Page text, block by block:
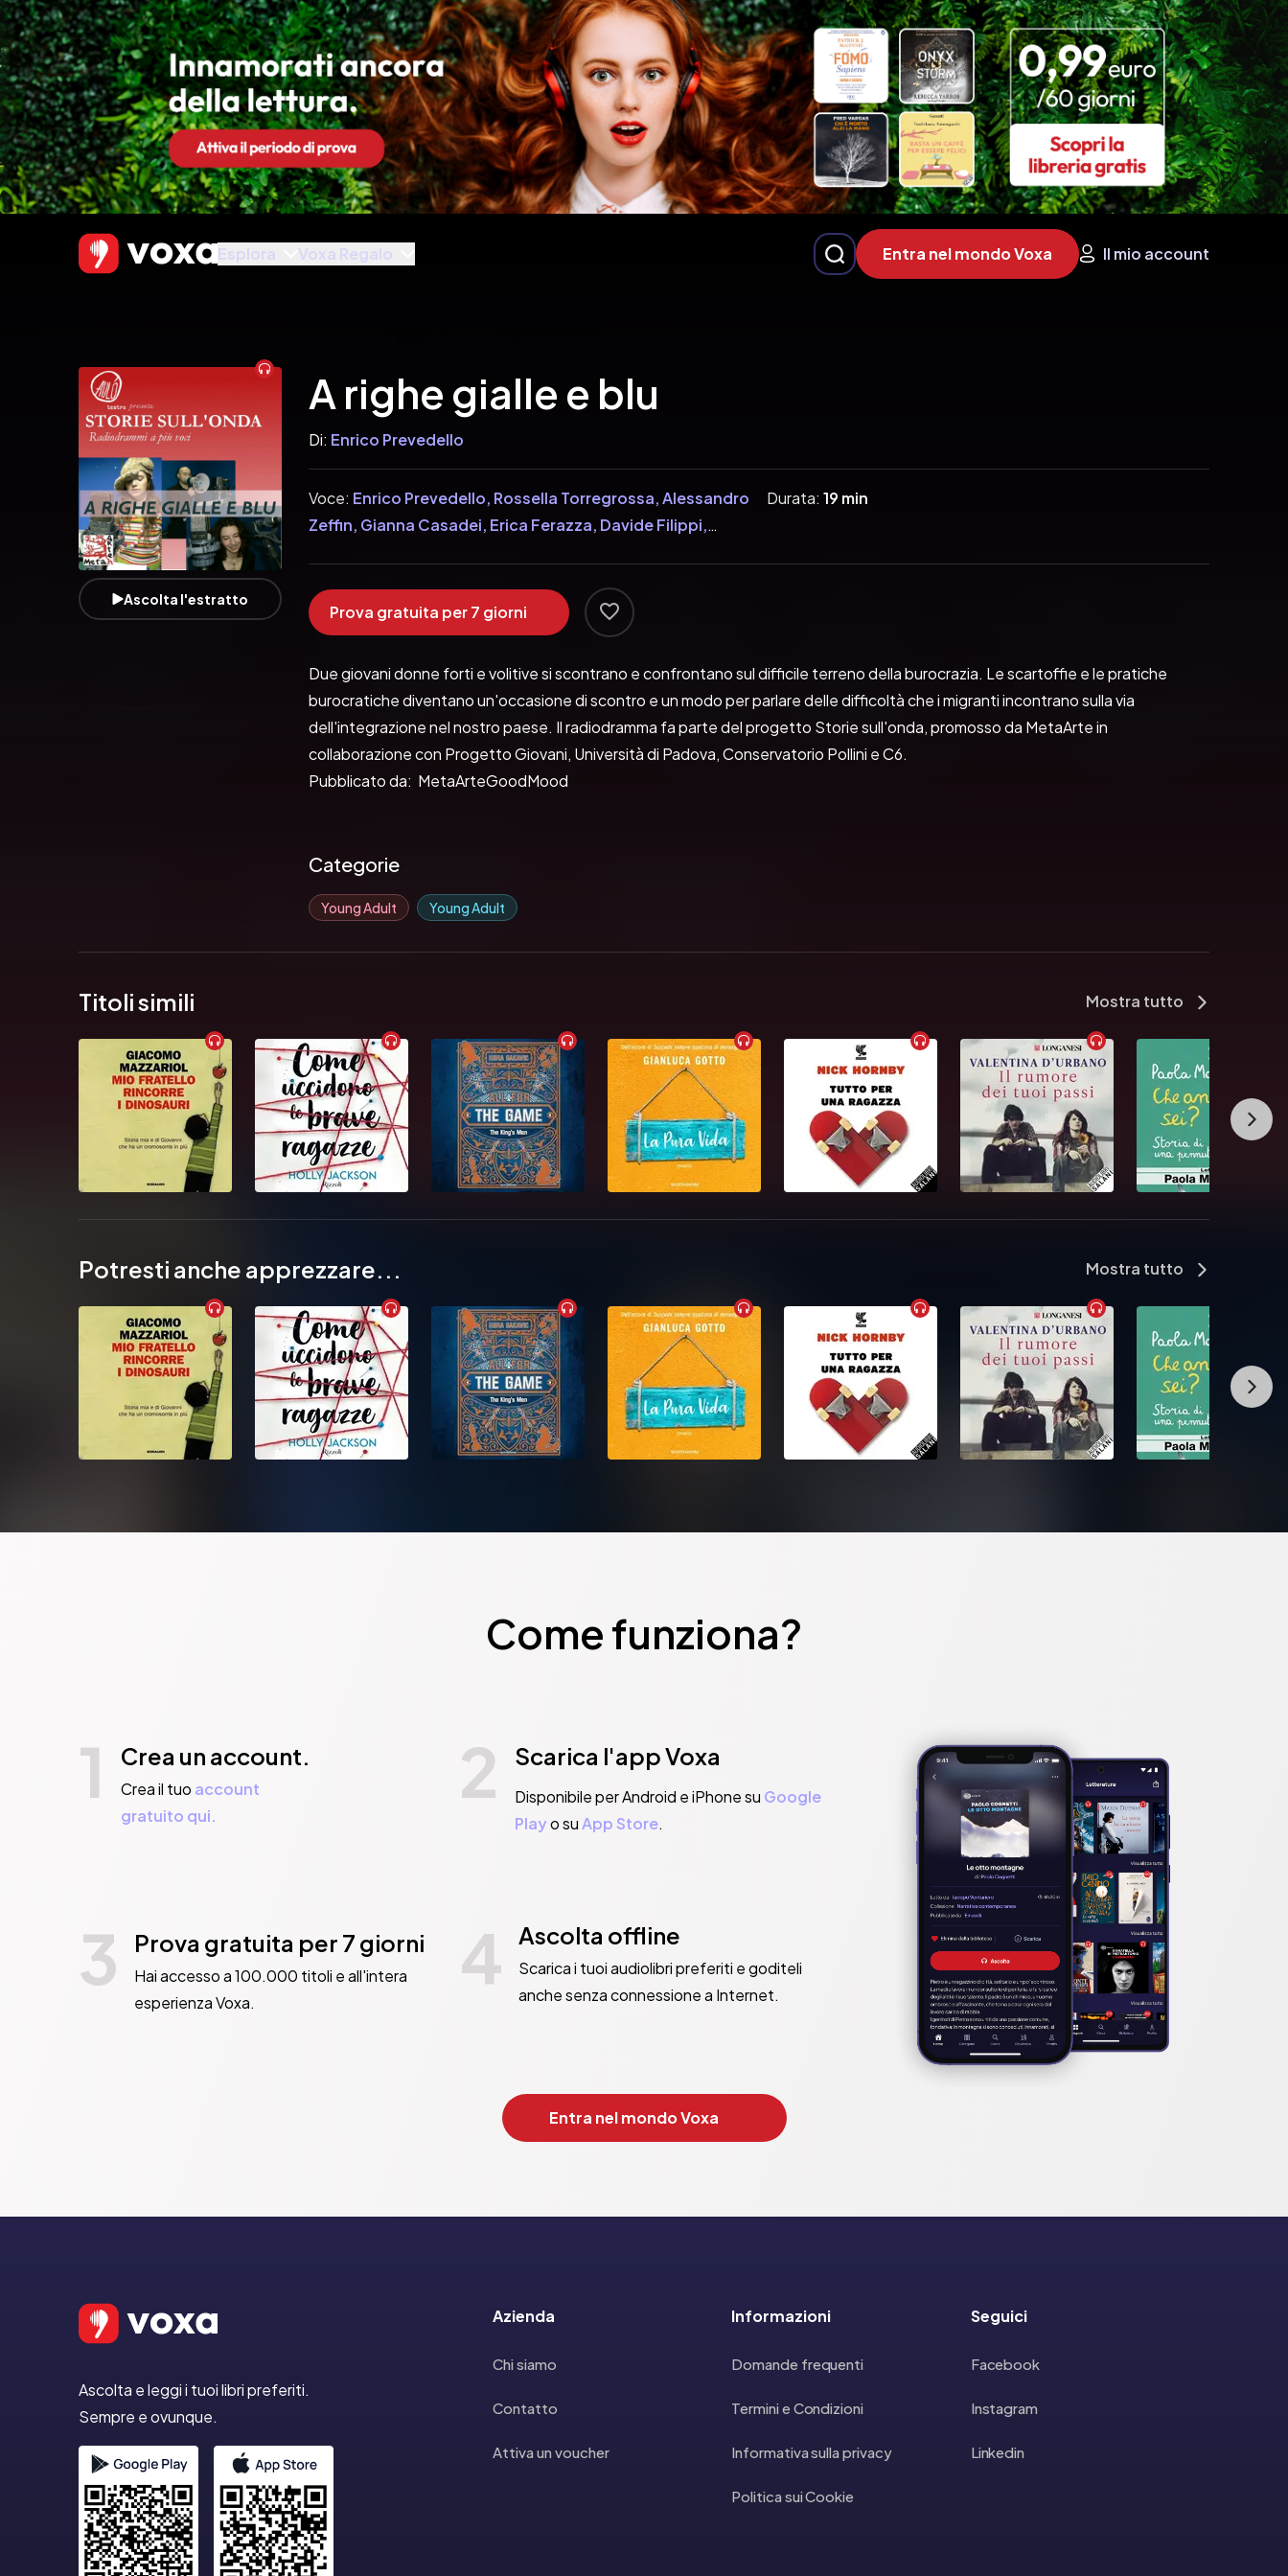
Esplora Voxa Regalo Entra nel mondo Voxa Il mio account
Audiobook
Ascolta l'estratto
A righe gialle e blu
Di: Enrico Prevedello
Voce: Enrico Prevedello, Rossella Torregrossa, Alessandro
Zeffin, Gianna Casadei, Erica Ferazza, Davide Filippi,
Durata: 19 min
Prova gratuita per 7 giorni
Due giovani donne forti e volitive si scontrano e confrontano sul difficile terreno della burocrazia. Le scartoffie e le pratiche
burocratiche diventano un'occasione di scontro e un modo per parlare delle difficoltà che i migranti incontrano sulla via
dell'integrazione nel nostro paese. Il radiodramma fa parte del progetto Storie sull'onda, promosso da MetaArte in
collaborazione con Progetto Giovani, Università di Padova, Conservatorio Pollini e C6.
Pubblicato da:  MetaArteGoodMood
Categorie
Young Adult Young Adult
Titoli simili Mostra tutto
Potresti anche apprezzare... Mostra tutto
Come funziona?
1 Crea un account.
Crea il tuo account
gratuito qui.
2 Scarica l'app Voxa
Disponibile per Android e iPhone su Google
Playo suApp Store.
3 Prova gratuita per 7 giorni
Hai accesso a 100.000 titoli e all'intera
esperienza Voxa.
4 Ascolta offline
Scarica i tuoi audiolibri preferiti e goditeli
anche senza connessione a Internet.
Entra nel mondo Voxa
Ascolta e leggi i tuoi libri preferiti.
Sempre e ovunque.
Azienda
Chi siamo
Contatto
Attiva un voucher
Informazioni
Domande frequenti
Termini e Condizioni
Informativa sulla privacy
Politica sui Cookie
Seguici
Facebook
Instagram
Linkedin